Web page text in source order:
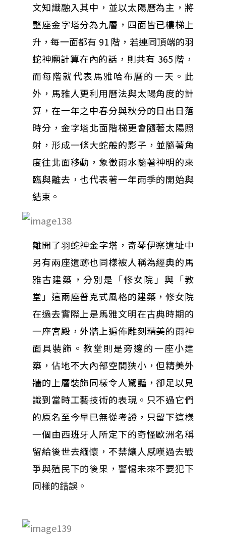
文知識融入其中，並以太陽曆為主，將
整座金字塔分為九層，四面皆已樓梯上
升，每一面都有 91 階，若連同頂端的羽
蛇神廟計算在內的話，則共有 365 階，
而每階就代表馬雅哈布曆的一天。此
外，馬雅人更利用曆法與太陽角度的計
算，在一年之中春分與秋分的日出日落
時分，金字塔北面階梯更會隨著太陽照
射，形成一條大蛇般的影子，並隨著角
度往北面移動，象徵雨水隨著神明的來
臨與離去，也代表著一年雨季的開始與
結束。
離開了羽蛇神金字塔，奇琴伊察遺址中
另有兩座遺跡也同樣被人稱為經典的馬
雅古建築，分別是「修女院」與「教
堂」這兩座普克式風格的建築，修女院
在過去實際上是馬雅文明在古典時期的
一座宮殿，外牆上遍佈雕刻精美的雨神
面具裝飾。教堂則是旁邊的一座小建
築，佔地不大內部空間狹小，但精美外
牆的上層裝飾同樣令人驚豔，卻足以見
識到當時工藝技術的表現。只不過它們
的原名至今早已無從考證，只留下這樣
一個由西班牙人所定下的奇怪歐洲名稱
留給後世去緬懷，不禁讓人感嘆過去戰
爭與殖民下的後果，警惕未來不要犯下
同樣的錯誤。